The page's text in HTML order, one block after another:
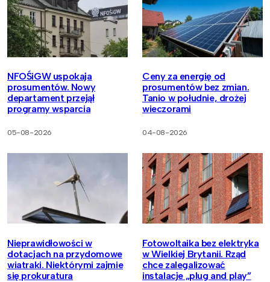
NFOŚiGW uspokaja
prosumentów. Nowy
departament przejął
programy wsparcia
05-08-2026
Ceny za energię od
prosumentów bez zmian.
Tanio w południe, drożej
wieczorami
04-08-2026
Nieprawidłowości w
dotacjach na przydomowe
wiatraki. Niektórymi zajmie
się prokuratura
Fotowoltaika bez elektryka
w Wielkiej Brytanii. Rząd
chce zalegalizować
instalacje „plug and play”